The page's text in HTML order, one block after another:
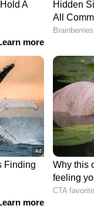
റദ്ദാക്കും,